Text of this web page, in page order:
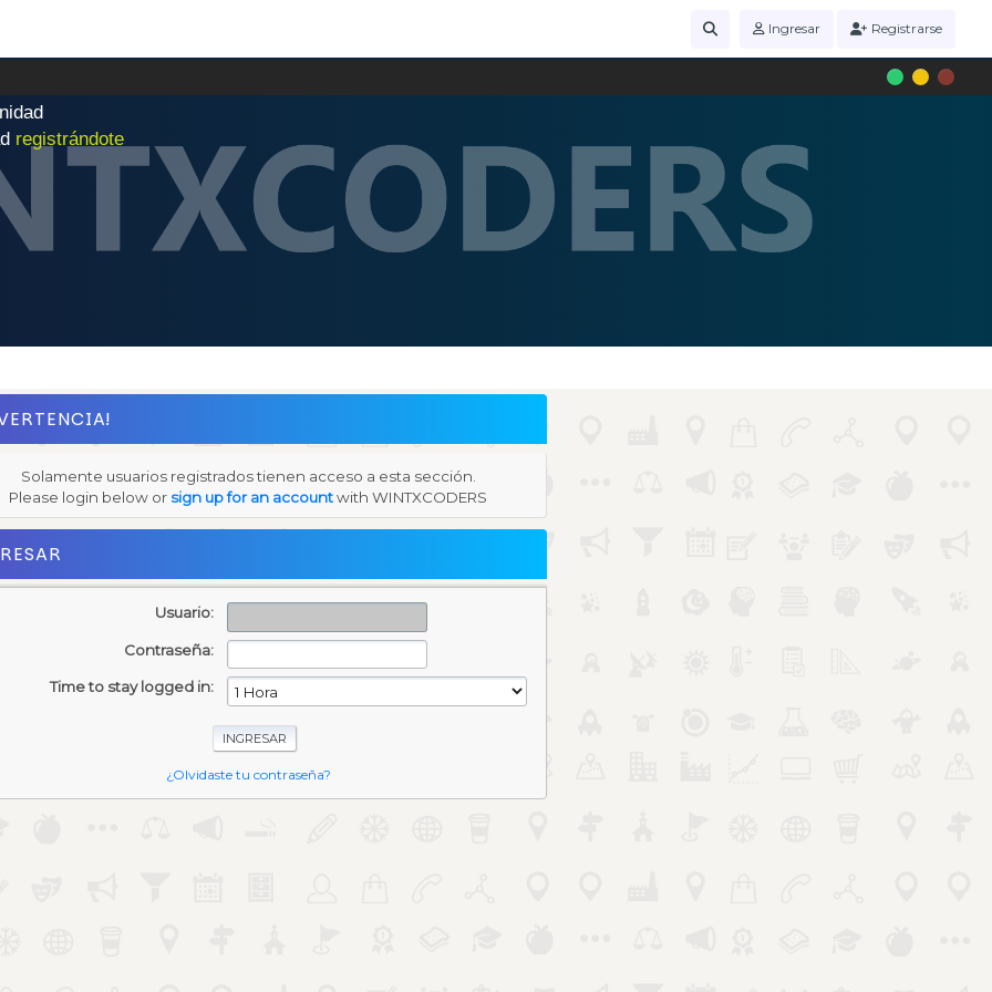
Ingresar Registrarse
nidad
registrándote
Solamente usuarios registrados tienen acceso a esta sección.
Please login below or sign up for an accountwith WINTXCODERS
Usuario:
Contraseña:
Time to stay logged in:
¿Olvidaste tu contraseña?